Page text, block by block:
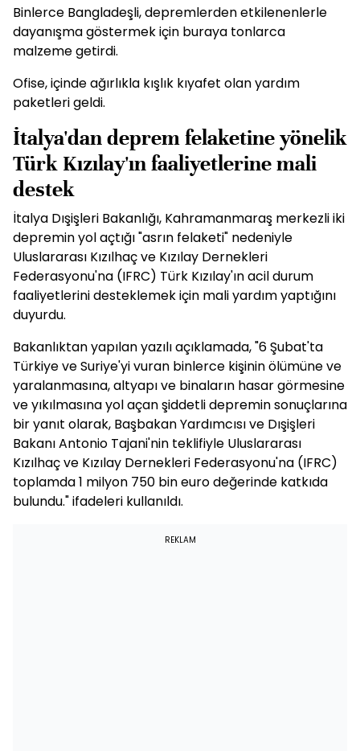
Binlerce Bangladeşli, depremlerden etkilenenlerle
dayanışma göstermek için buraya tonlarca
malzeme getirdi.
Ofise, içinde ağırlıkla kışlık kıyafet olan yardım
paketleri geldi.
İtalya'dan deprem felaketine yönelik
Türk Kızılay'ın faaliyetlerine mali
destek
İtalya Dışişleri Bakanlığı, Kahramanmaraş merkezli iki
depremin yol açtığı "asrın felaketi" nedeniyle
Uluslararası Kızılhaç ve Kızılay Dernekleri
Federasyonu'na (IFRC) Türk Kızılay'ın acil durum
faaliyetlerini desteklemek için mali yardım yaptığını
duyurdu.
Bakanlıktan yapılan yazılı açıklamada, "6 Şubat'ta
Türkiye ve Suriye'yi vuran binlerce kişinin ölümüne ve
yaralanmasına, altyapı ve binaların hasar görmesine
ve yıkılmasına yol açan şiddetli depremin sonuçlarına
bir yanıt olarak, Başbakan Yardımcısı ve Dışişleri
Bakanı Antonio Tajani'nin teklifiyle Uluslararası
Kızılhaç ve Kızılay Dernekleri Federasyonu'na (IFRC)
toplamda 1 milyon 750 bin euro değerinde katkıda
bulundu." ifadeleri kullanıldı.
REKLAM